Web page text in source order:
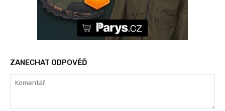
ZANECHAT ODPOVĚĎ